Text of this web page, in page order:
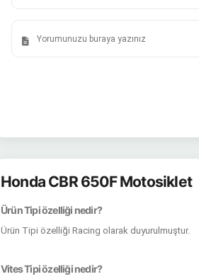
Honda CBR 650F Motosiklet
Ürün Tipi özelliği nedir?
Ürün Tipi özelliği Racing olarak duyurulmuştur.
Vites Tipi özelliği nedir?